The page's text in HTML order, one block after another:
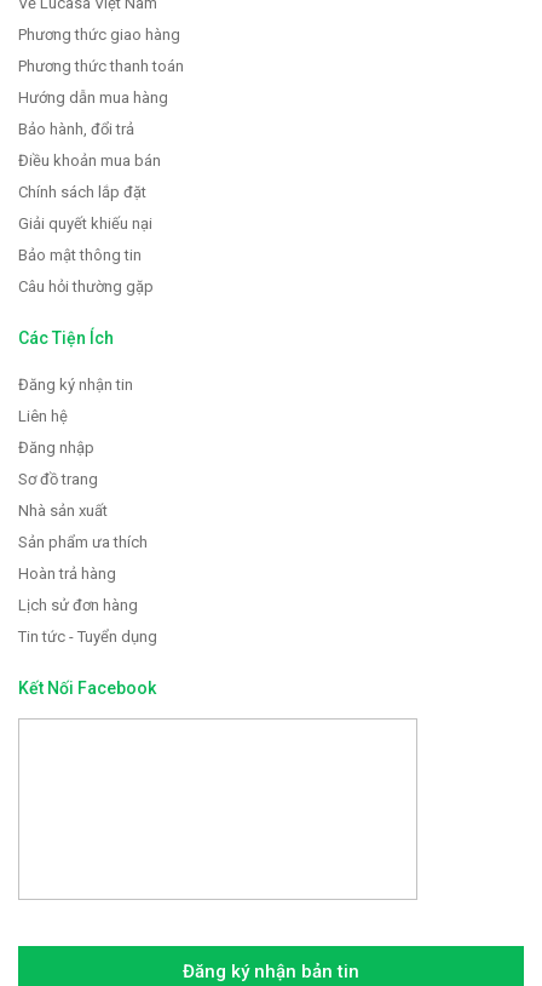
Phương thức giao hàng
Phương thức thanh toán
Hướng dẫn mua hàng
Bảo hành, đổi trả
Điều khoản mua bán
Chính sách lắp đặt
Giải quyết khiếu nại
Bảo mật thông tin
Câu hỏi thường gặp
Các Tiện Ích
Đăng ký nhận tin
Liên hệ
Đăng nhập
Sơ đồ trang
Nhà sản xuất
Sản phẩm ưa thích
Hoàn trả hàng
Lịch sử đơn hàng
Tin tức - Tuyển dụng
Kết Nối Facebook
Đăng ký nhận bản tin